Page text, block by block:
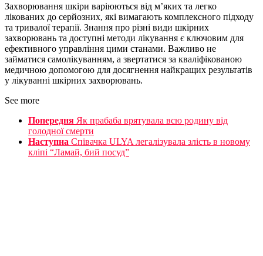
Захворювання шкіри варіюються від м’яких та легко
лікованих до серйозних, які вимагають комплексного підходу
та тривалої терапії. Знання про різні види шкірних
захворювань та доступні методи лікування є ключовим для
ефективного управління цими станами. Важливо не
займатися самолікуванням, а звертатися за кваліфікованою
медичною допомогою для досягнення найкращих результатів
у лікуванні шкірних захворювань.
See more
Попередня Як прабаба врятувала всю родину від
голодної смерти
Наступна Співачка ULYA легалізувала злість в новому
кліпі “Ламай, бий посуд”